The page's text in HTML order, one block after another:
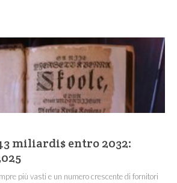
miliardi$ entro 2032:
più vasti e un numero crescente di fornitori